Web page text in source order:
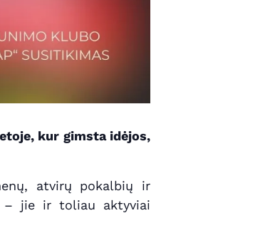
kur gimsta idėjos,
atvirų pokalbių ir
– jie ir toliau aktyviai